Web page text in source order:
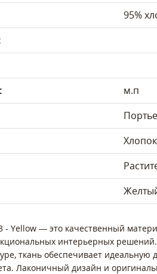
95%
м.п
Хлопок
- Yellow — это качественный
интерьерных
ткань обеспечивает
Лаконичный дизайн и